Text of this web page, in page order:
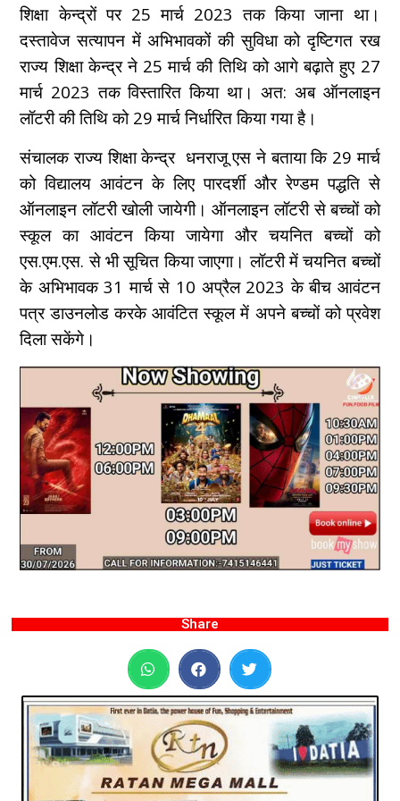
शिक्षा केन्द्रों पर 25 मार्च 2023 तक किया जाना था।
दस्तावेज सत्यापन में अभिभावकों की सुविधा को दृष्टिगत रख
राज्य शिक्षा केन्द्र ने 25 मार्च की तिथि को आगे बढ़ाते हुए 27
मार्च 2023 तक विस्तारित किया था। अत: अब ऑनलाइन
लॉटरी की तिथि को 29 मार्च निर्धारित किया गया है।
संचालक राज्य शिक्षा केन्द्र धनराजू एस ने बताया कि 29 मार्च
को विद्यालय आवंटन के लिए पारदर्शी और रेण्डम पद्धति से
ऑनलाइन लॉटरी खोली जायेगी। ऑनलाइन लॉटरी से बच्चों को
स्कूल का आवंटन किया जायेगा और चयनित बच्चों को
एस.एम.एस. से भी सूचित किया जाएगा। लॉटरी में चयनित बच्चों
के अभिभावक 31 मार्च से 10 अप्रैल 2023 के बीच आवंटन
पत्र डाउनलोड करके आवंटित स्कूल में अपने बच्चों को प्रवेश
दिला सकेंगे।
Share